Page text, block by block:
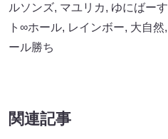
ルソンズ, マユリカ, ゆにばーす
ト∞ホール, レインボー, 大自然,
ール勝ち
関連記事